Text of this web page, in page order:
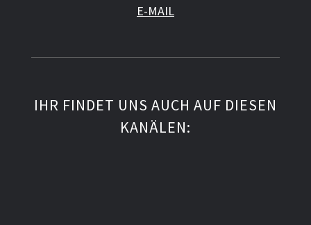
E-MAIL
IHR FINDET UNS AUCH AUF DIESEN
KANÄLEN: